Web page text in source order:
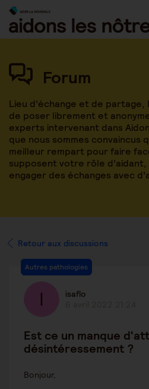
Skip
content
Forum
Lieu d’échange et de
de poser librement et
experts intervenant dans
que nous sommes convaincus
meilleur rempart pour faire
supposent votre rôle
engager des échanges avec
Retour aux discussions
Autres pathologies
isaflo
Est ce un manque
désintéressement ?
Bonjour,